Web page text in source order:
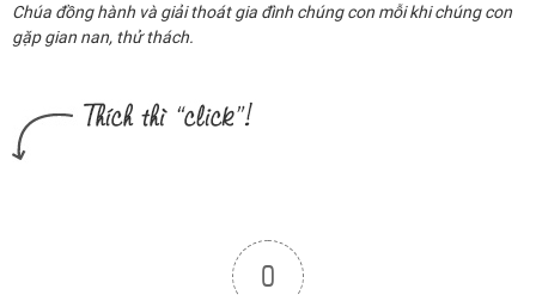
Chúa đồng hành và giải thoát gia đình chúng con mỗi khi chúng con
gặp gian nan, thử thách.
0